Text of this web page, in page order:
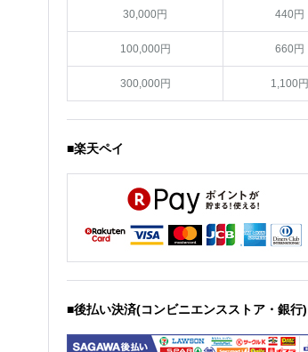
30,000円 440円
100,000円 660円
300,000円 1,100円
■楽天ペイ
■後払い決済(コンビニエンスストア・銀行)